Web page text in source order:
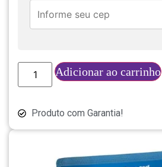
Adicionar ao carrinho
Produto com Garantia!